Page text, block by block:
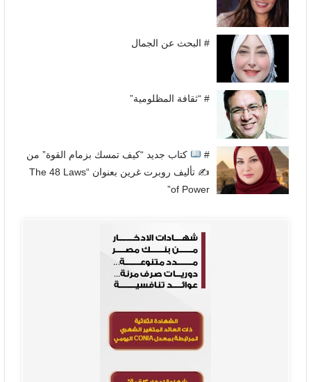
# البحث عن الجمال
# “ثقافة المظلومية”
#
كتاب جديد “كيف تمسك بزمام القوة” من
✍
تأليف روبرت غرين بعنوان “The 48 Laws
of Power”